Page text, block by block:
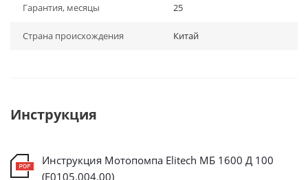
Гарантия, месяцы 25
Страна происхождения Китай
Инструкция
Инструкция Мотопомпа Elitech МБ 1600 Д 100
(E0105.004.00)